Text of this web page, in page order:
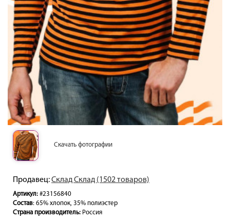
Скачать фотографии
Продавец:Склад Склад (1502 товаров)
Артикул: #23156840
Состав: 65% хлопок, 35% полиэстер
Страна производитель: Россия